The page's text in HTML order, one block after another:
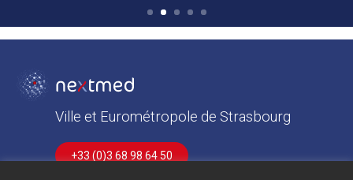
Ville et Eurométropole de Strasbourg
+33 (0)3 68 98 64 50